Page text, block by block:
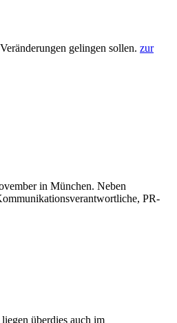
gelingen sollen. zur
in München. Neben
PR-
überdies auch im